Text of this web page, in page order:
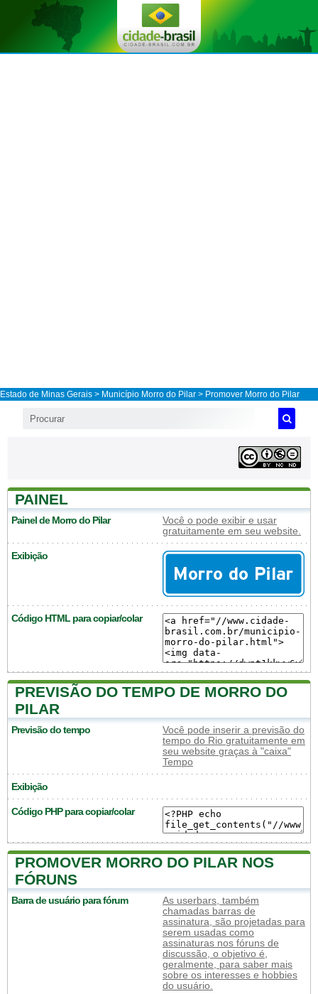
Estado de Minas Gerais > Município Morro do Pilar > Promover Morro do Pilar
PAINEL
Painel de Morro do Pilar
Você o pode exibir e usar
gratuitamente em seu website.
Exibição
Código HTML para copiar/colar
PREVISÃO DO TEMPO DE MORRO DO
PILAR
Previsão do tempo
Você pode inserir a previsão do
tempo do Rio gratuitamente em
seu website graças à "caixa"
Tempo
Exibição
Código PHP para copiar/colar
PROMOVER MORRO DO PILAR NOS
FÓRUNS
Barra de usuário para fórum
As userbars, também
chamadas barras de
assinatura, são projetadas para
serem usadas como
assinaturas nos fóruns de
discussão, o objetivo é,
geralmente, para saber mais
sobre os interesses e hobbies
do usuário.